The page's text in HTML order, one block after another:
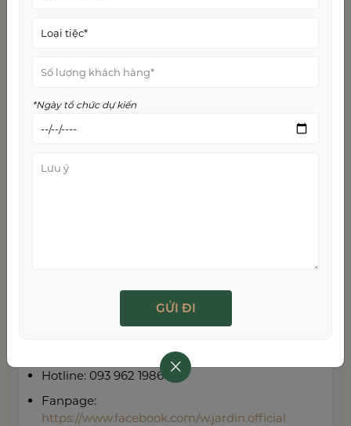
Dàn khánh tiết, nhạc công biểu diễn trong buổi
chụp ảnh đến tổ chức tiệc. Sự kết hợp hoàn hảo
TỔ HỢP GIẢI PHÁP CƯỚI W.JARDIN
Hotline: 093 962 1986
Fanpage:
https://www.facebook.com/w.jardin.official
*Ngày tổ chức dự kiến